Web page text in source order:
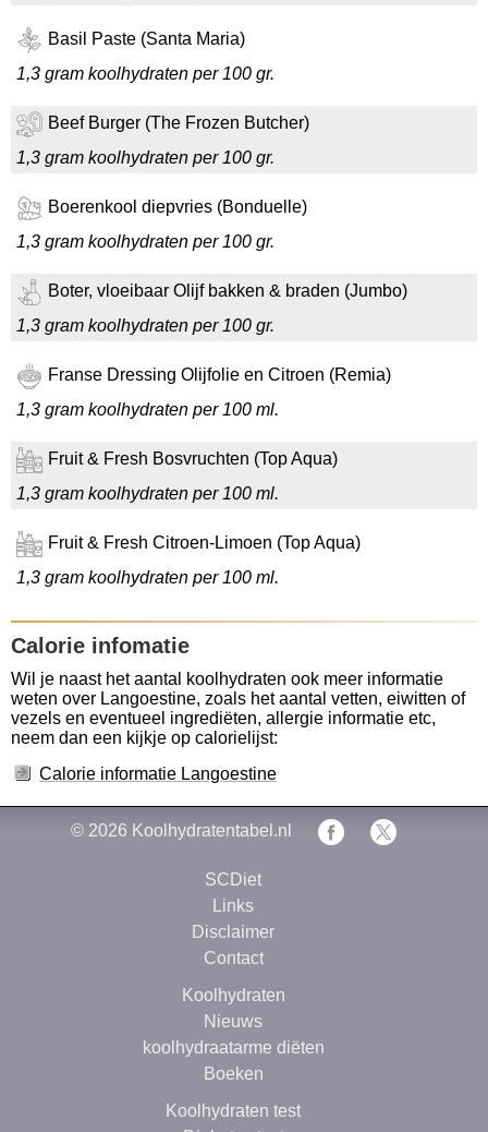
Basil Paste (Santa Maria)
1,3 gram koolhydraten per 100 gr.
Beef Burger (The Frozen Butcher)
1,3 gram koolhydraten per 100 gr.
Boerenkool diepvries (Bonduelle)
1,3 gram koolhydraten per 100 gr.
Boter, vloeibaar Olijf bakken & braden (Jumbo)
1,3 gram koolhydraten per 100 gr.
Franse Dressing Olijfolie en Citroen (Remia)
1,3 gram koolhydraten per 100 ml.
Fruit & Fresh Bosvruchten (Top Aqua)
1,3 gram koolhydraten per 100 ml.
Fruit & Fresh Citroen-Limoen (Top Aqua)
1,3 gram koolhydraten per 100 ml.
Calorie infomatie
Wil je naast het aantal koolhydraten ook meer informatie
weten over Langoestine, zoals het aantal vetten, eiwitten of
vezels en eventueel ingrediëten, allergie informatie etc,
neem dan een kijkje op calorielijst:
Calorie informatie Langoestine
© 2026 Koolhydratentabel.nl
SCDiet
Links
Disclaimer
Contact
Koolhydraten
Nieuws
koolhydraatarme diëten
Boeken
Koolhydraten test